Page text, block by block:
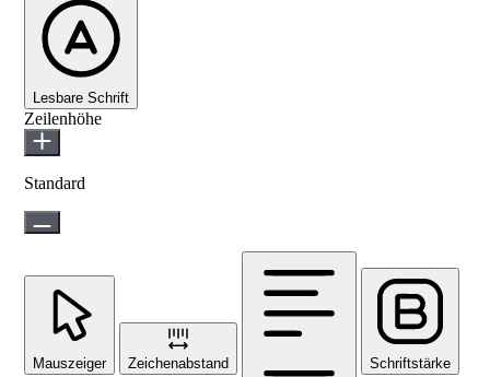
Lesbare Schrift
Zeilenhöhe
Standard
Mauszeiger Zeichenabstand Schriftstärke